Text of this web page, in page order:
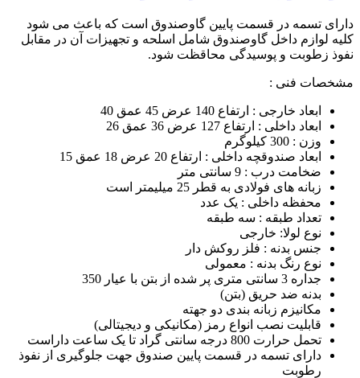
دارای تسمه در قسمت پایین گاوصندوق است که باعث می شود
کلیه لوازم داخل گاوصندوق شامل اسلحه و تجهیزات آن در مقابل
نفوذ زطوبت و پوسیدگی محاقظت شود.
مشخصات فنی :
ابعاد خارجی : ارتفاع 140 عرض 45 عمق 40
ابعاد داخلی : ارتفاع 127 عرض 36 عمق 26
وزن : 300 کیلوگرم
ابعاد صندوقچه داخلی : ارتفاع 20 عرض 18 عمق 15
ضخامت درب : 9 سانتی متر
زبانه های فولادی به قطر 25 میلیمتر است
محفظه داخلی : یک عدد
تعداد طبقه : سه طبقه
نوع لولا: خارجی
جنس بدنه : فلز روکش دار
نوع رنگ بدنه : معمولی
جداره 3 سانتی متری پر شده از بتن با عیار 350
بدنه ضد حریق (بتن)
مکانیزم زبانه بندی دو جهته
قابلیت نصب انواع رمز (مکانیکی و دیجیتالی)
تحمل حرارت 800 درجه سانتی گراد تا یک ساعت داراست
دارای تسمه در قسمت پایین صندوق جهت جلوگیری از نفوذ
رطوبت